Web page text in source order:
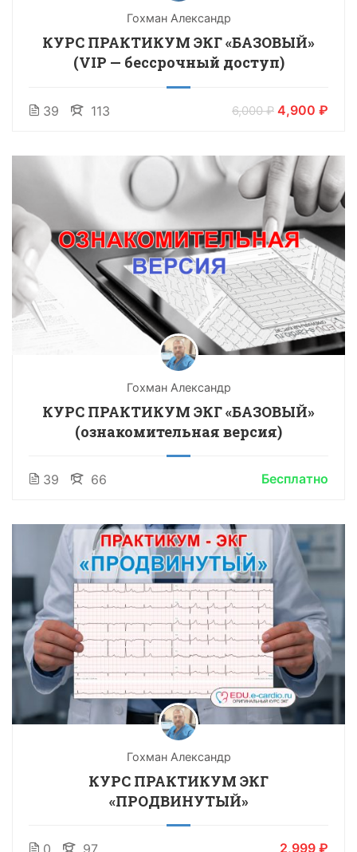
Гохман Александр
КУРС ПРАКТИКУМ ЭКГ «БАЗОВЫЙ»
(VIP — бессрочный доступ)
39 113 6,000 ₽ 4,900 ₽
Гохман Александр
КУРС ПРАКТИКУМ ЭКГ «БАЗОВЫЙ»
(ознакомительная версия)
39 66 Бесплатно
Гохман Александр
КУРС ПРАКТИКУМ ЭКГ
«ПРОДВИНУТЫЙ»
2,999 ₽